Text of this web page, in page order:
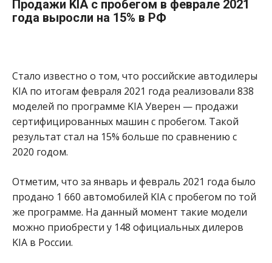
Продажи KIA с пробегом в феврале 2021
года выросли на 15% в РФ
Стало известно о том, что российские автодилеры
KIA по итогам февраля 2021 года реализовали 838
моделей по программе KIA Уверен — продажи
сертифицированных машин с пробегом. Такой
результат стал на 15% больше по сравнению с
2020 годом.
Отметим, что за январь и февраль 2021 года было
продано 1 660 автомобилей KIA с пробегом по той
же программе. На данный момент такие модели
можно приобрести у 148 официальных дилеров
KIA в России.